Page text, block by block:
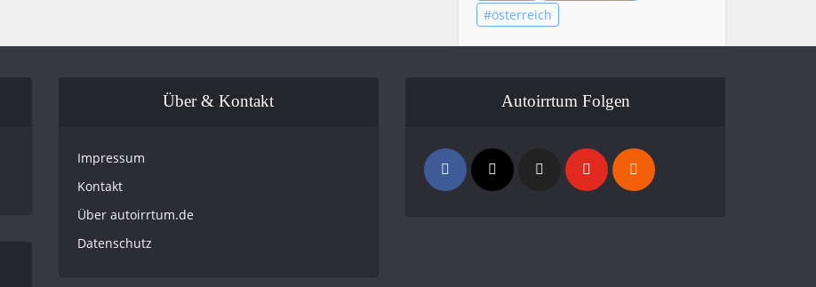
österreich
Über & Kontakt
Impressum
Kontakt
Über autoirrtum.de
Datenschutz
Autoirrtum Folgen